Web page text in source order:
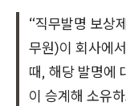
“직무발명 보상
무원)이 회사에
때, 해당 발명에
이 승계해 소유